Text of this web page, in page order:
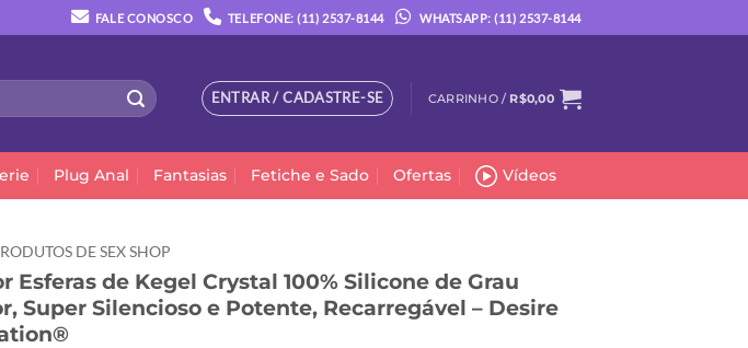
FALE CONOSCO TELEFONE: (11) 2537-8144 WHATSAPP: (11) 2537-8144
ENTRAR / CADASTRE-SE CARRINHO / R$0,00
Plug Anal Fantasias Fetiche e Sado Ofertas Vídeos
DE SEX SHOP
Esferas de Kegel Crystal 100% Silicone de Grau
Super Silencioso e Potente, Recarregável – Desire